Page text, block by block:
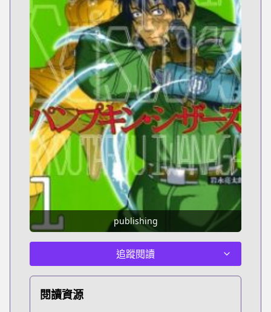
publishing
追蹤閱讀
閱讀資源